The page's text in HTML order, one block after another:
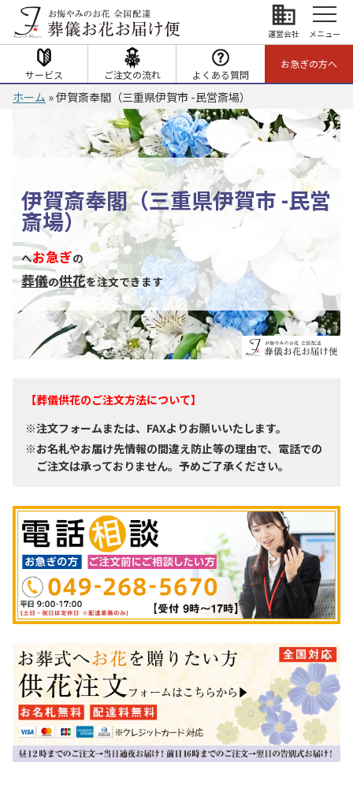
business
運営会社 メニュー
サービス ご注文の流れ よくある質問
お急ぎの方へ
ホーム »伊賀斎奉閣（三重県伊賀市 -民営斎場）
伊賀斎奉閣（三重県伊賀市 -民営
斎場）
へお急ぎの
葬儀の供花を注文できます
【葬儀供花のご注文方法について】
※注文フォームまたは、FAXよりお願いいたします。
※お名札やお届け先情報の間違え防止等の理由で、電話での
ご注文は承っておりません。予めご了承ください。